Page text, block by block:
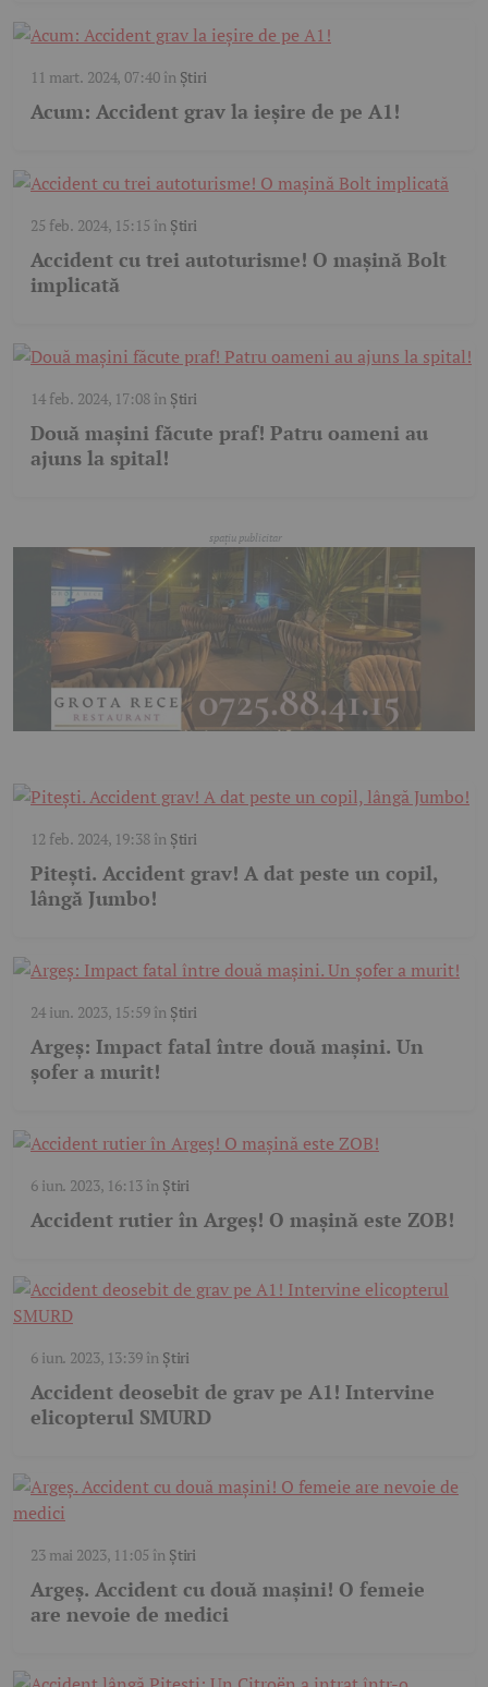
11 mart. 2024, 07:40în Știri
Acum: Accident grav la ieșire de pe A1!
25 feb. 2024, 15:15 în Știri
Accident cu trei autoturisme! O mașină Bolt
implicată
14 feb. 2024, 17:08în Știri
Două mașini făcute praf! Patru oameni au
ajuns la spital!
12 feb. 2024, 19:38în Știri
Pitești. Accident grav! A dat peste un copil,
lângă Jumbo!
24 iun. 2023, 15:59în Știri
Argeș: Impact fatal între două mașini. Un
șofer a murit!
6 iun. 2023, 16:13în Știri
Accident rutier în Argeș! O mașină este ZOB!
6 iun. 2023, 13:39în Știri
Accident deosebit de grav pe A1! Intervine
elicopterul SMURD
23 mai 2023, 11:05 în Știri
Argeș. Accident cu două mașini! O femeie
are nevoie de medici